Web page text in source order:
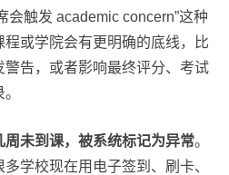
会触发 academic concern”这种
或学院会有更明确的底线，比
告，或者影响最终评分、考试
周未到课，被系统标记为异常。
学校现在用电子签到、刷卡、